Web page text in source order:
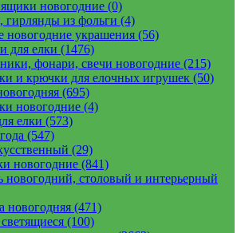
новогодние (0)
из фольги (4)
новогодние украшения (56)
для елки (1476)
фонари, свечи новогодние (215)
и крючки для елочных игрушек (50)
(695)
новогодние (4)
елки (573)
(547)
(29)
новогодние (841)
новогодний, столовый и интерьерный
новогодняя (471)
(100)